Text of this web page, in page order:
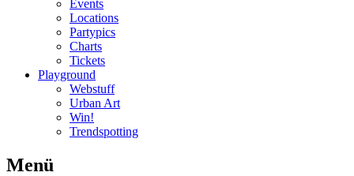
Events
Locations
Partypics
Charts
Tickets
Playground
Webstuff
Urban Art
Win!
Trendspotting
Menü